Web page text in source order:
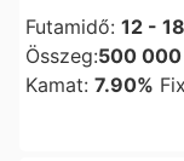
Futamidő: 12 -
Összeg:500 000
Kamat: 7.90%